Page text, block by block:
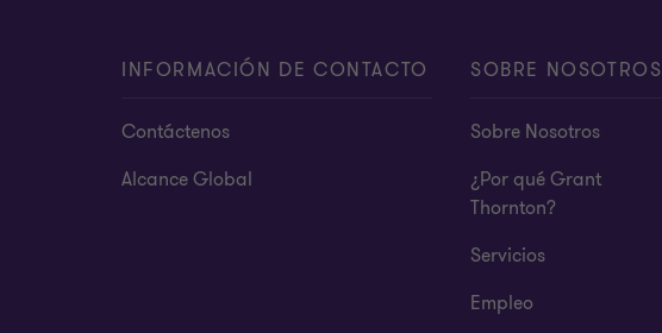
INFORMACIÓN DE CONTACTO
Contáctenos
Alcance Global
SOBRE NOSOTROS
Sobre Nosotros
¿Por qué Grant
Thornton?
Servicios
Empleo